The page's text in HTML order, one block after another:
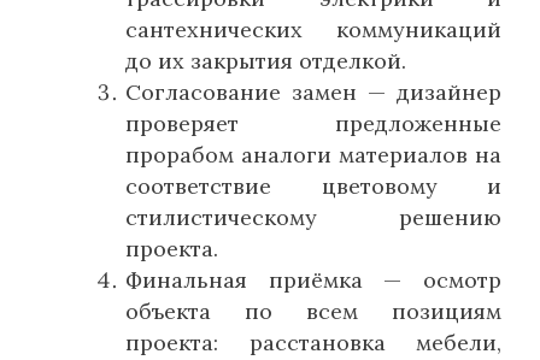
сантехнических коммуникаций
до их закрытия отделкой.
Согласование замен — дизайнер
проверяет предложенные
прорабом аналоги материалов на
соответствие цветовому и
стилистическому решению
проекта.
Финальная приёмка — осмотр
объекта по всем позициям
проекта: расстановка мебели,